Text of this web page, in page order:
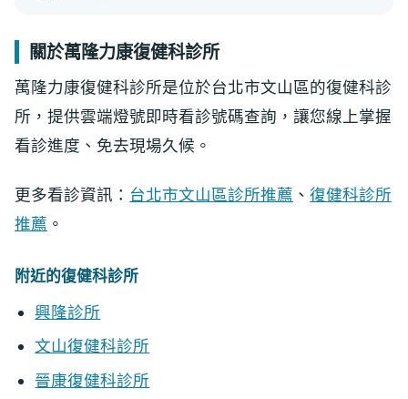
關於萬隆力康復健科診所
萬隆力康復健科診所是位於台北市文山區的復健科診
所，提供雲端燈號即時看診號碼查詢，讓您線上掌握
看診進度、免去現場久候。
更多看診資訊： 台北市文山區診所推薦 、 復健科診所
推薦 。
附近的復健科診所
興隆診所
文山復健科診所
晉康復健科診所